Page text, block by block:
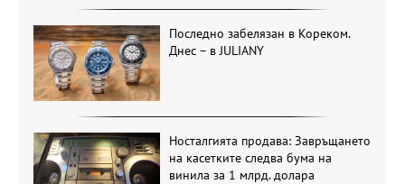
Последно забелязан в Кореком.
Днес – в JULIANY
Носталгията продава: Завръщането
на касетките следва бума на
винила за 1 млрд. долара